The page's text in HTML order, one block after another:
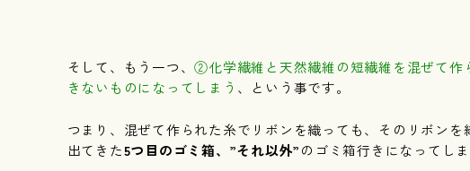
そして、もう一つ、②化学繊維と天然繊維の短繊維を混ぜて作
きないものになってしまう 、 という事です。
つまり、混ぜて作られた糸でリボンを織っても、そのリボン
出てきた5つ目のゴミ箱、”それ以外”のゴミ箱行きになってしま